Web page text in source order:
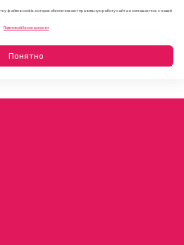
летнего платья или
файлов cookie, которые обеспечивают правильную работу сайта и соглашаетесь с нашей
Политикой безопасности
Понятно